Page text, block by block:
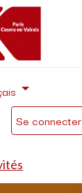
Se connecter